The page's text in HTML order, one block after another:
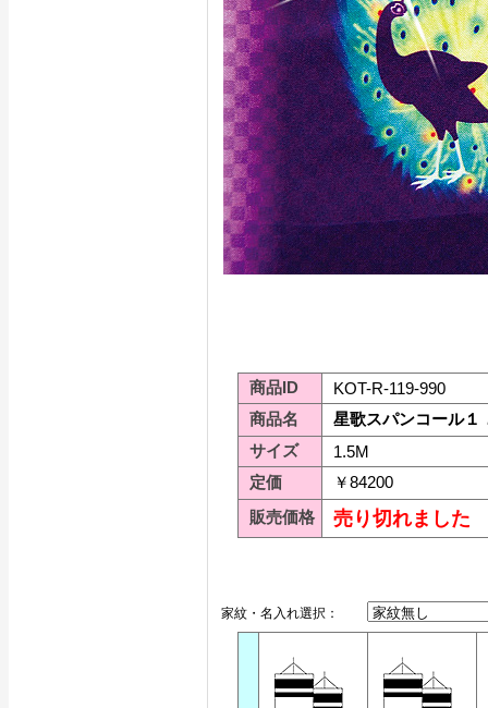
商品ID
KOT-R-119-990
商品名
星歌スパンコール１
サイズ
1.5M
定価
￥84200
販売価格
売り切れました
家紋・名入れ選択：